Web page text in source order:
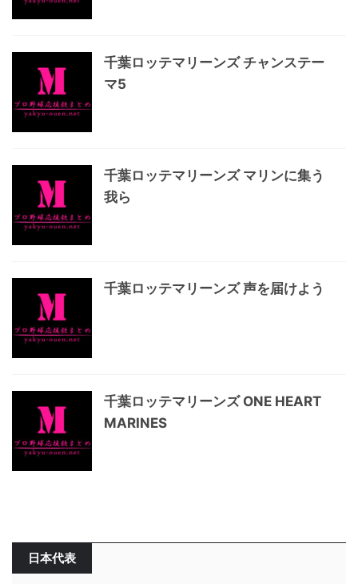
千葉ロッテマリーンズ チャンステー
マ5
千葉ロッテマリーンズ マリンに集う
我ら
千葉ロッテマリーンズ 声を届けよう
千葉ロッテマリーンズ ONE HEART
MARINES
日本代表